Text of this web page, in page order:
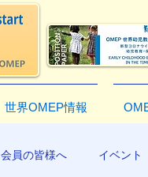
世界OMEP情報
会員の皆様へ イベント